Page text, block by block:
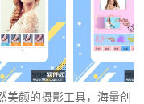
美颜的摄影工具，海量创